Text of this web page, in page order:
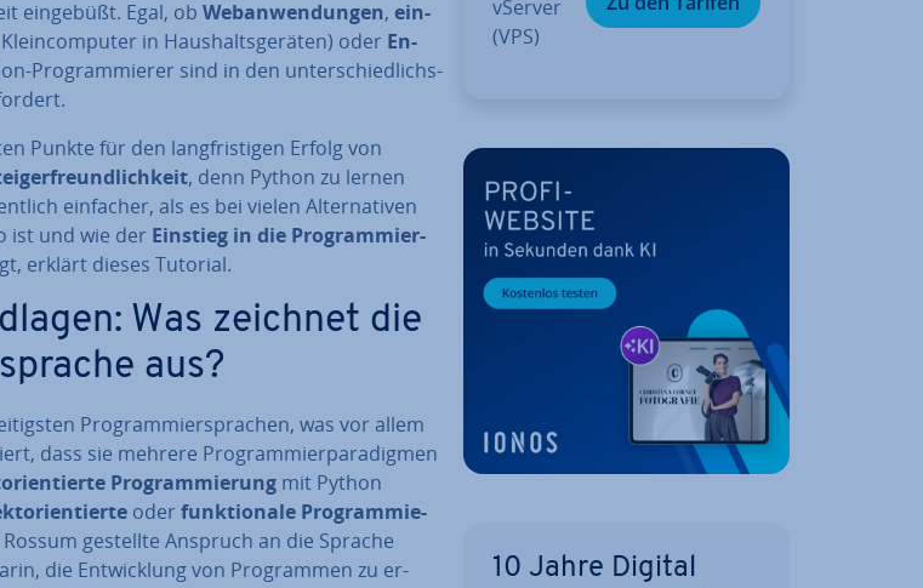
eingebüßt. Egal, ob Web­an­wen­dun­gen, ein­
Klein­com­pu­ter in Haus­halts­ge­rä­ten) oder En­
Pro­gram­mie­rer sind in den un­ter­schied­lichs­
Punkte für den lang­fris­ti­gen Erfolg von
, denn Python zu lernen
einfacher, als es bei vielen Al­ter­na­ti­ven
ist und wie der Einstieg in die Pro­gram­mier­
erklärt dieses Tutorial.
Was zeichnet die
aus?
Pro­gram­mier­spra­chen, was vor allem
dass sie mehrere Pro­gram­mier­pa­ra­dig­men
Pro­gram­mie­rung mit Python
oder funk­tio­na­le Pro­gram­mie­
gestellte Anspruch an die Sprache
die Ent­wick­lung von Pro­gram­men zu er­
vServer
(VPS)
10 Jahre Digital